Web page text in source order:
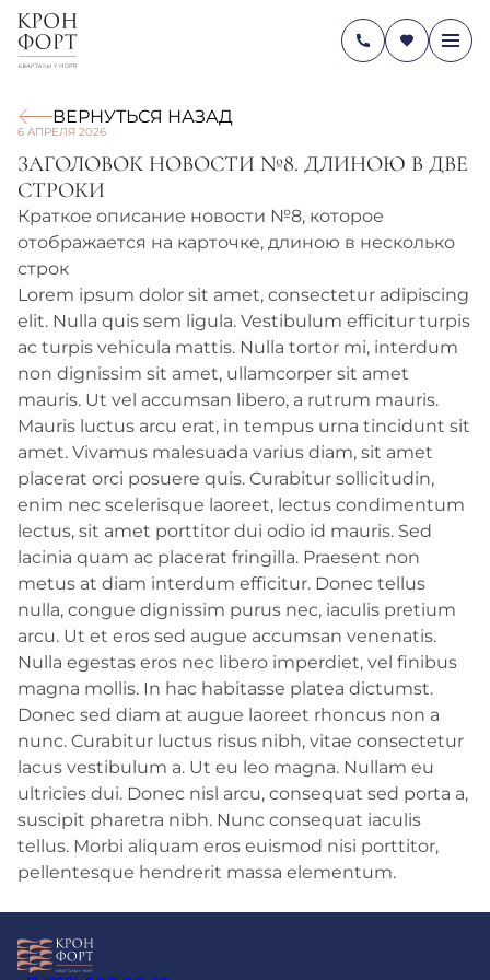
ВЕРНУТЬСЯ НАЗАД
6 АПРЕЛЯ 2026
ЗАГОЛОВОК НОВОСТИ №8. ДЛИНОЮ В ДВЕ
СТРОКИ
Краткое описание новости №8, которое
отображается на карточке, длиною в несколько
строк
Lorem ipsum dolor sit amet, consectetur adipiscing
elit. Nulla quis sem ligula. Vestibulum efficitur turpis
ac turpis vehicula mattis. Nulla tortor mi, interdum
non dignissim sit amet, ullamcorper sit amet
mauris. Ut vel accumsan libero, a rutrum mauris.
Mauris luctus arcu erat, in tempus urna tincidunt sit
amet. Vivamus malesuada varius diam, sit amet
placerat orci posuere quis. Curabitur sollicitudin,
enim nec scelerisque laoreet, lectus condimentum
lectus, sit amet porttitor dui odio id mauris. Sed
lacinia quam ac placerat fringilla. Praesent non
metus at diam interdum efficitur. Donec tellus
nulla, congue dignissim purus nec, iaculis pretium
arcu. Ut et eros sed augue accumsan venenatis.
Nulla egestas eros nec libero imperdiet, vel finibus
magna mollis. In hac habitasse platea dictumst.
Donec sed diam at augue laoreet rhoncus non a
nunc. Curabitur luctus risus nibh, vitae consectetur
lacus vestibulum a. Ut eu leo magna. Nullam eu
ultricies dui. Donec nisl arcu, consequat sed porta a,
suscipit pharetra nibh. Nunc consequat iaculis
tellus. Morbi aliquam eros euismod nisi porttitor,
pellentesque hendrerit massa elementum.